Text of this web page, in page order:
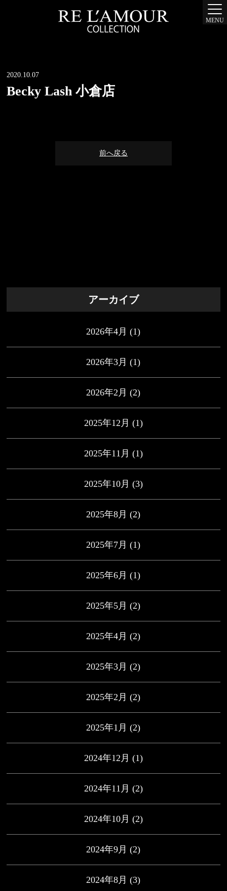
MENU
2020.10.07
Becky Lash 小倉店
前へ戻る
アーカイブ
2026年4月 (1)
2026年3月 (1)
2026年2月 (2)
2025年12月 (1)
2025年11月 (1)
2025年10月 (3)
2025年8月 (2)
2025年7月 (1)
2025年6月 (1)
2025年5月 (2)
2025年4月 (2)
2025年3月 (2)
2025年2月 (2)
2025年1月 (2)
2024年12月 (1)
2024年11月 (2)
2024年10月 (2)
2024年9月 (2)
2024年8月 (3)